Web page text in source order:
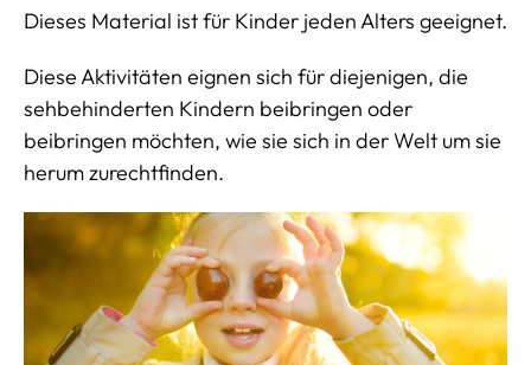
Dieses Material ist für Kinder jeden Alters geeignet.
Diese Aktivitäten eignen sich für diejenigen, die
sehbehinderten Kindern beibringen oder
beibringen möchten, wie sie sich in der Welt um sie
herum zurechtfinden.